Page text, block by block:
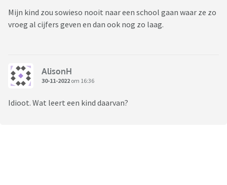
Mijn kind zou sowieso nooit naar een school gaan waar ze zo
vroeg al cijfers geven en dan ook nog zo laag.
AlisonH
30-11-2022 om 16:36
Idioot. Wat leert een kind daarvan?